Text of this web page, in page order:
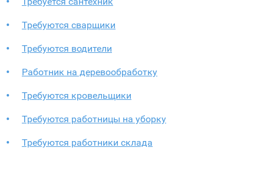
Требуются сварщики
Требуются водители
Работник на деревообработку
Требуются кровельщики
Требуются работницы на уборку
Требуются работники склада